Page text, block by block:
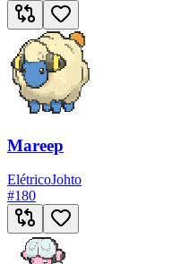
Mareep
ElétricoJohto
#180